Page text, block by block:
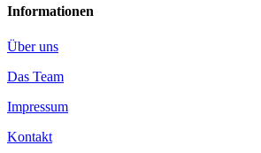
Informationen
Über uns
Das Team
Impressum
Kontakt